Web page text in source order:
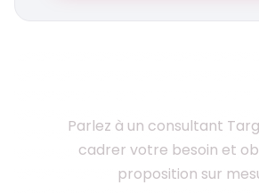
Parlez à un consultant
cadrer votre besoin et
proposition sur